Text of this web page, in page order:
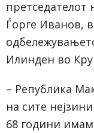
претседателот
Ѓорге Иванов,
Илинден во
– Република
на сите
68 години